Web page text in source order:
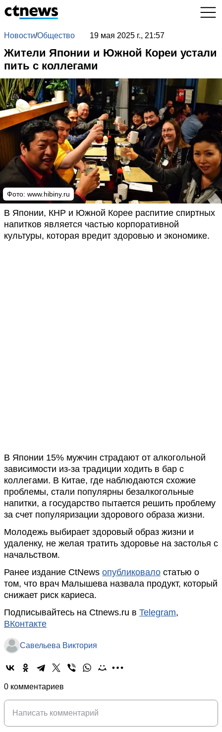
Новости/Общество 19 мая 2025 г., 21:57
Жители Японии и Южной Кореи устали
пить с коллегами
Фото: www.hibiny.ru
В Японии, КНР и Южной Корее распитие спиртных
напитков является частью корпоративной
культуры, которая вредит здоровью и экономике.
В Японии 15% мужчин страдают от алкогольной
зависимости из-за традиции ходить в бар с
коллегами. В Китае, где наблюдаются схожие
проблемы, стали популярны безалкогольные
напитки, а государство пытается решить проблему
за счет популяризации здорового образа жизни.
Молодежь выбирает здоровый образ жизни и
удаленку, не желая тратить здоровье на застолья с
начальством.
Ранее издание CtNews опубликовало статью о
том, что врач Малышева назвала продукт, который
снижает риск кариеса.
Подписывайтесь на Ctnews.ru в Telegram,
ВКонтакте
Савельева Виктория
0 комментариев